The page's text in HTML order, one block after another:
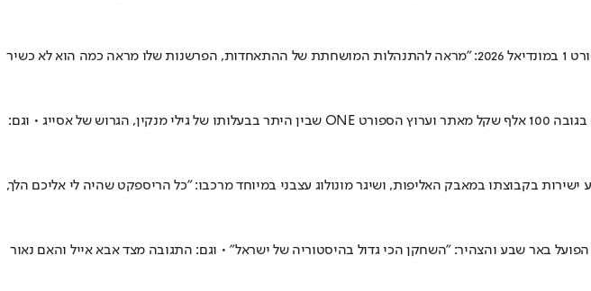
הסנטנדאפיסט והבמאי נאור ציון יצא למתקפה חריפה נגד מאמן נבחרת ישראל בכדורגל על רקע הפרשנות שלו בספורט 1 במונדיאל 2026: "מראה להתנהלות המושחתת של ההתאחדות, הפרשנות שלו מראה כמה הוא לא כשיר
הסטנדאפיסט והבמאי, שנמצא בעיצומו של עימות מתוקשר עם מגישת קשת 12, חשף כי קיבל תביעת זכויות יוצרים בגובה 100 אלף שקל מאתר וערוץ הספורט ONE שבין היתר בבעלותו של גילי מנקין, הגרוש של אסייג • וגם:
להפועל באר שבע בבלומפילד, שפגע ישירות בקבוצתו במאבק האליפות, ושיגר מונולוג עצבני במיוחד מרכבו: "כל הריספקט שהיה לי אליכם הלך,
משער הניצחון הדרמטי של דור פרץ בדקה ה-96 ב-0:1 של מכבי תל אביב על הפועל באר שבע והצהיר: "השחקן הכי גדול בהיסטוריה של ישראל" • וגם: התגובה מצד אבא אייל והאם נאור